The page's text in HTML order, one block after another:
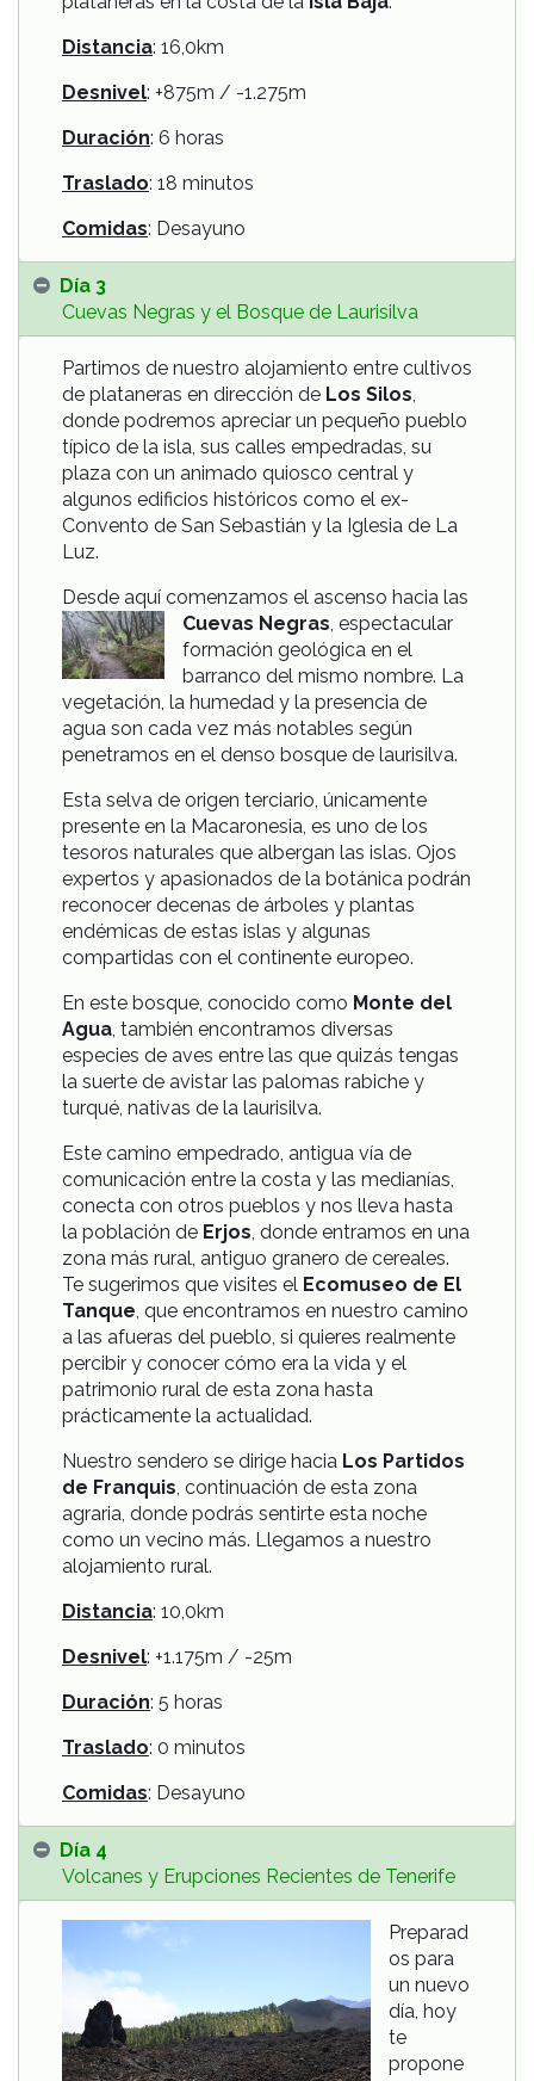
Distancia: 16,0km
Desnivel: +875m / -1.275m
Duración: 6 horas
Traslado: 18 minutos
Comidas: Desayuno
Día 3
Cuevas Negras y el Bosque de Laurisilva
Partimos de nuestro alojamiento entre cultivos
de plataneras en dirección de Los Silos
donde podremos apreciar un pequeño pueblo
típico de la isla, sus calles empedradas, su
plaza con un animado quiosco central y
algunos edificios históricos como el ex-
Convento de San Sebastián y la Iglesia de La
Luz.
Desde aquí comenzamos el ascenso hacia las
Cuevas Negras , espectacular
formación geológica en el
barranco del mismo nombre. La
vegetación, la humedad y la presencia de
agua son cada vez más notables según
penetramos en el denso bosque de laurisilva.
Esta selva de origen terciario, únicamente
presente en la Macaronesia, es uno de los
tesoros naturales que albergan las islas. Ojos
expertos y apasionados de la botánica podrán
reconocer decenas de árboles y plantas
endémicas de estas islas y algunas
compartidas con el continente europeo.
En este bosque, conocido como Monte del
Agua , también encontramos diversas
especies de aves entre las que quizás tengas
la suerte de avistar las palomas rabiche y
turqué, nativas de la laurisilva.
Este camino empedrado, antigua vía de
comunicación entre la costa y las medianías,
conecta con otros pueblos y nos lleva hasta
la población de Erjos , donde entramos en una
zona más rural, antiguo granero de cereales.
Te sugerimos que visites el Ecomuseo de El
Tanque , que encontramos en nuestro camino
a las afueras del pueblo, si quieres realmente
percibir y conocer cómo era la vida y el
patrimonio rural de esta zona hasta
prácticamente la actualidad.
Nuestro sendero se dirige hacia Los Partidos
de Franquis , continuación de esta zona
agraria, donde podrás sentirte esta noche
como un vecino más. Llegamos a nuestro
alojamiento rural.
Distancia: 10,0km
Desnivel: +1.175m / -25m
Duración: 5 horas
Traslado: 0 minutos
Comidas: Desayuno
Día 4
Volcanes y Erupciones Recientes de Tenerife
Preparad
os para
un nuevo
día, hoy
te
propone